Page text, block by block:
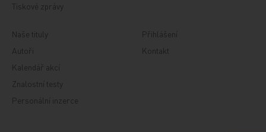
Tiskové zprávy
Naše tituly
Autoři
Kalendář akcí
Znalostní testy
Personální inzerce
Přihlášení
Kontakt